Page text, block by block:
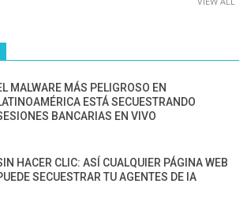
MALWARE MÁS PELIGROSO EN
ESTÁ SECUESTRANDO
BANCARIAS EN VIVO
HACER CLIC: ASÍ CUALQUIER PÁGINA WEB
SECUESTRAR TU AGENTES DE IA